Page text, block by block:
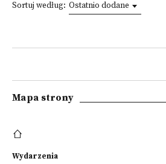
Sortuj według: Ostatnio dodane
Mapa strony
Wydarzenia